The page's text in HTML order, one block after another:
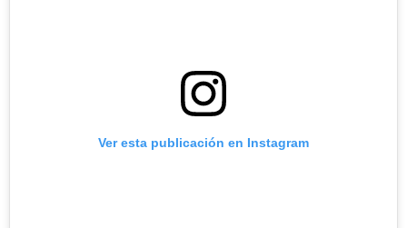
Ver esta publicación en Instagram